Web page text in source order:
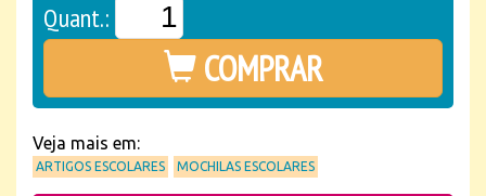
Quant.:
COMPRAR
Veja mais em:
ARTIGOS ESCOLARES MOCHILAS ESCOLARES